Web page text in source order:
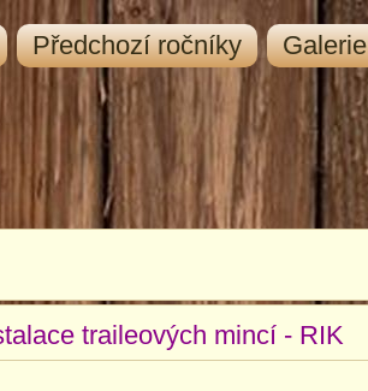
Předchozí ročníky Galerie
traileových mincí - RIK